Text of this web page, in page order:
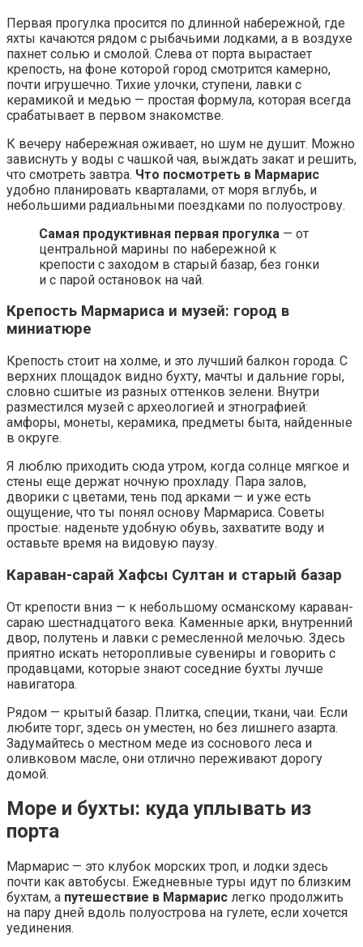
Первая прогулка просится по длинной набережной, где
яхты качаются рядом с рыбачьими лодками, а в воздухе
пахнет солью и смолой. Слева от порта вырастает
крепость, на фоне которой город смотрится камерно,
почти игрушечно. Тихие улочки, ступени, лавки с
керамикой и медью — простая формула, которая всегда
срабатывает в первом знакомстве.
К вечеру набережная оживает, но шум не душит. Можно
зависнуть у воды с чашкой чая, выждать закат и решить,
что смотреть завтра. Что посмотреть в Мармарис
удобно планировать кварталами, от моря вглубь, и
небольшими радиальными поездками по полуострову.
Самая продуктивная первая прогулка — от
центральной марины по набережной к
крепости с заходом в старый базар, без гонки
и с парой остановок на чай.
Крепость Мармариса и музей: город в
миниатюре
Крепость стоит на холме, и это лучший балкон города. С
верхних площадок видно бухту, мачты и дальние горы,
словно сшитые из разных оттенков зелени. Внутри
разместился музей с археологией и этнографией:
амфоры, монеты, керамика, предметы быта, найденные
в округе.
Я люблю приходить сюда утром, когда солнце мягкое и
стены еще держат ночную прохладу. Пара залов,
дворики с цветами, тень под арками — и уже есть
ощущение, что ты понял основу Мармариса. Советы
простые: наденьте удобную обувь, захватите воду и
оставьте время на видовую паузу.
Караван-сарай Хафсы Султан и старый базар
От крепости вниз — к небольшому османскому караван-
сараю шестнадцатого века. Каменные арки, внутренний
двор, полутень и лавки с ремесленной мелочью. Здесь
приятно искать неторопливые сувениры и говорить с
продавцами, которые знают соседние бухты лучше
навигатора.
Рядом — крытый базар. Плитка, специи, ткани, чаи. Если
любите торг, здесь он уместен, но без лишнего азарта.
Задумайтесь о местном меде из соснового леса и
оливковом масле, они отлично переживают дорогу
домой.
Море и бухты: куда уплывать из
порта
Мармарис — это клубок морских троп, и лодки здесь
почти как автобусы. Ежедневные туры идут по близким
бухтам, а путешествие в Мармарис легко продолжить
на пару дней вдоль полуострова на гулете, если хочется
уединения.